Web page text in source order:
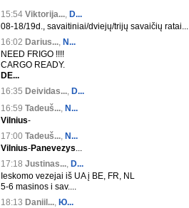
15:54 Viktorija..., D...
08-18/19d., savaitiniai/dviejų/trijų savaičių ratai...
16:02 Darius..., N...
NEED FRIGO !!!!
CARGO READY.
DE...
16:35 Deividas..., D...
16:59 Tadeuš..., N...
Vilnius-
17:00 Tadeuš..., N...
Vilnius-Panevezys...
17:18 Justinas..., D...
Ieskomo vezejai iš UA į BE, FR, NL
5-6 masinos i sav....
18:13 Daniil..., Ю...